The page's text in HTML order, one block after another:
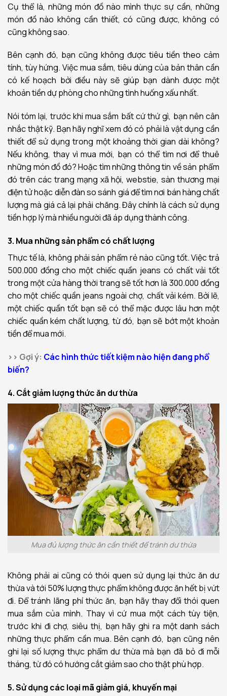
Cụ thể là, những món đồ nào mình thực sự cần, những
món đồ nào không cần thiết, có cũng được, không có
cũng không sao.
Bên cạnh đó, bạn cũng không được tiêu tiền theo cảm
tính, tùy hứng. Việc mua sắm, tiêu dùng của bản thân cần
có kế hoạch bởi điều này sẽ giúp bạn dành được một
khoản tiền dự phòng cho những tình huống xấu nhất.
Nói tóm lại, trước khi mua sắm bất cứ thứ gì, bạn nên cân
nhắc thật kỹ. Bạn hãy nghĩ xem đó có phải là vật dụng cần
thiết để sử dụng trong một khoảng thời gian dài không?
Nếu không, thay vì mua mới, bạn có thể tìm nơi để thuê
những món đồ đó? Hoặc tìm những thông tin về sản phẩm
đó trên các trang mạng xã hội, webstie, sàn thương mại
điện tử hoặc diễn đàn so sánh giá để tìm nơi bán hàng chất
lượng mà giá cả lại phải chăng. Đây chính là cách sử dụng
tiền hợp lý mà nhiều người đã áp dụng thành công.
3. Mua những sản phẩm có chất lượng
Thực tế là, không phải sản phẩm rẻ nào cũng tốt. Việc trả
500.000 đồng cho một chiếc quần jeans có chất vải tốt
trong một cửa hàng thời trang sẽ tốt hơn là 300.000 đồng
cho một chiếc quần jeans ngoài chợ, chất vải kém. Bởi lẽ,
một chiếc quần tốt bạn sẽ có thể mặc được lâu hơn một
chiếc quần kém chất lượng, từ đó, bạn sẽ bớt một khoản
tiền để mua mới.
>> Gợi ý: Các hình thức tiết kiệm nào hiện đang phổ
biến?
4. Cắt giảm lượng thức ăn dư thừa
Mua đủ lượng thức ăn cần thiết để tránh dư thừa
Không phải ai cũng có thói quen sử dụng lại thức ăn dư
thừa và tới 50% lượng thực phẩm không được ăn hết bị vứt
đi. Để tránh lãng phí thức ăn, bạn hãy thay đổi thói quen
mua sắm của mình. Thay vì cứ mua một cách tùy tiện,
trước khi đi chợ, siêu thị, bạn hãy ghi ra một danh sách
những thực phẩm cần mua. Bên cạnh đó, bạn cũng nên
ghi lại số lượng thực phẩm dư thừa mà bạn đã bỏ đi mỗi
tháng, từ đó có hướng cắt giảm sao cho thật phù hợp.
5. Sử dụng các loại mã giảm giá, khuyến mại